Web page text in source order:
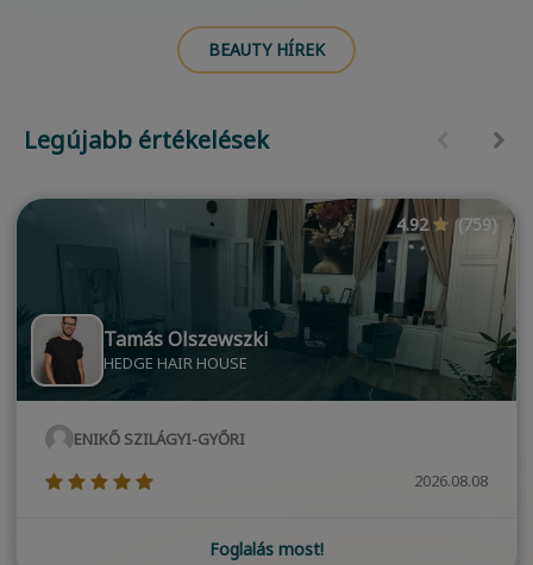
BEAUTY HÍREK
Legújabb értékelések
4.92 (759)
Tamás Olszewszki
HEDGE HAIR HOUSE
ENIKŐ SZILÁGYI-GYŐRI
(*)(*)(*)(*)(*) 2026.08.08
Foglalás most!